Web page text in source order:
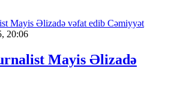
Cəmiyyət
20:06
Mayis Əlizadə